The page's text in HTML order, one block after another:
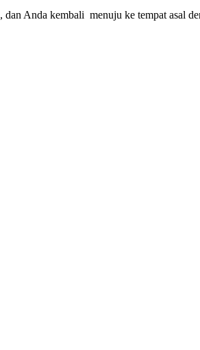
Anda kembali menuju ke tempat asal